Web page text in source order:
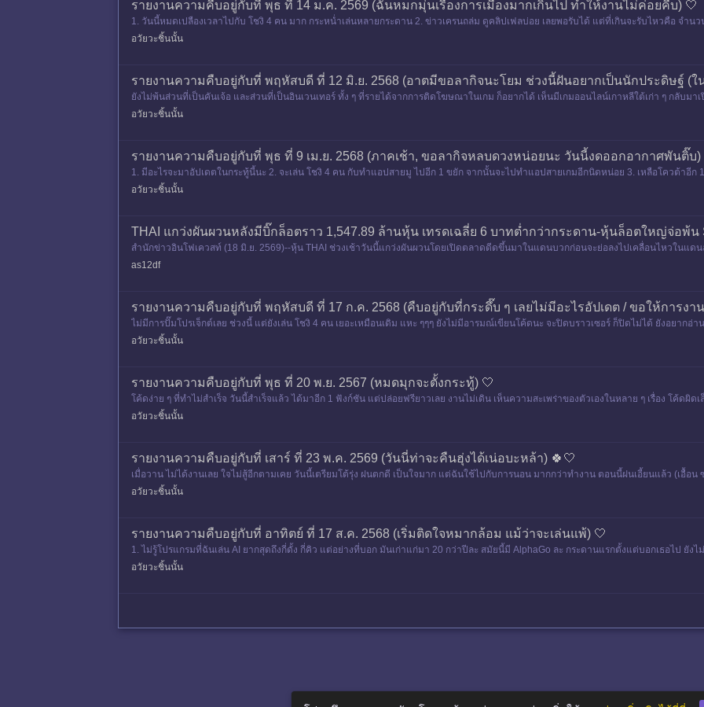
รายงานความคืบอยู่กับที่ พุธ ที่ 14 ม.ค. 2569 (ฉันหมกมุ่นเรื่องการเมืองมากเกินไป ทำให้งานไม่ค่อยคืบ) 🤍
1. วันนี้หมดเปลืองเวลาไปกับ โชงิ 4 คน มาก กระหน่ำเล่นหลายกระดาน 2. ข่าวเครนถล่ม ดูคลิปเฟลบ่อย เลยพอรับได้ แต่ที่เกินจะรับไหวคือ จำ
ำบุญประเทศ
อวัยวะชิ้นนั้น
รายงานความคืบอยู่กับที่ พฤหัสบดี ที่ 12 มิ.ย. 2568 (อาตมีขอลากิจนะโยม ช่วงนี้ฝันอยากเป็นนักประดิษฐ์ (ใ
ยังไม่พ้นส่วนที่เป็นคันเจ้อ และส่วนที่เป็นอินเวนเทอร์ ทั้ง ๆ ที่รายได้จากการติดโฆษณาในเกม ก็อยากได้ เห็นมีเกมออนไลน์เกาหลีใต้เก่า ๆ กลับม
คตั้งแต
อวัยวะชิ้นนั้น
รายงานความคืบอยู่กับที่ พุธ ที่ 9 เม.ย. 2568 (ภาคเช้า, ขอลากิจหลบดวงหน่อยนะ วันนี้งดออกอากาศพันติ๊บ)
1. มีอะไรจะมาอัปเดตในกระทู้นี้นะ 2. จะเล่น โชงิ 4 คน กับทำแอปสายมู ไปอีก 1 ขยัก จากนั้นจะไปทำแอปสายเกมอีกนิดหน่อย 3. เหลือโควต้าอีก
ำหรั
อวัยวะชิ้นนั้น
THAI แกว่งผันผวนหลังมีบิ๊กล็อตราว 1,547.89 ล้านหุ้น เทรดเฉลี่ย 6 บาทต่ำกว่ากระดาน-หุ้นล็อตใหญ่จ่อพ้น
สำนักข่าวอินโฟเควสท์ (18 มิ.ย. 2569)--หุ้น THAI ช่วงเช้าวันนี้แกว่งผันผวนโดยเปิดตลาดดีดขึ้นมาในแดนบวกก่อนจะย่อลงไปเคลื่อนไหวในแดน
as12df
รายงานความคืบอยู่กับที่ พฤหัสบดี ที่ 17 ก.ค. 2568 (คืบอยู่กับที่กระดึ๊บ ๆ เลยไม่มีอะไรอัปเดต / ขอให้การงา
ไม่มีการปั๊มโปรเจ็กต์เลย ช่วงนี้ แต่ยังเล่น โชงิ 4 คน เยอะเหมือนเดิม แหะ ๆๆๆ ยังไม่มีอารมณ์เขียนโค้ดนะ จะปิดบราวเซอร์ ก็ปิดไม่ได้ ยังอยากอ่
อวัยวะชิ้นนั้น
รายงานความคืบอยู่กับที่ พุธ ที่ 20 พ.ย. 2567 (หมดมุกจะตั้งกระทู้) 🤍
โค้ดง่าย ๆ ที่ทำไม่สำเร็จ วันนี้สำเร็จแล้ว ได้มาอีก 1 ฟังก์ชัน แต่ปล่อยฟรียาวเลย งานไม่เดิน เห็นความสะเพร่าของตัวเองในหลาย ๆ เรื่อง โค้ดผิ
ดเยอะ
อวัยวะชิ้นนั้น
รายงานความคืบอยู่กับที่ เสาร์ ที่ 23 พ.ค. 2569 (วันนี่ท่าจะคืนฮุ่งได้เน่อบะหล้า) 🍀🤍
เมื่อวาน ไม่ได้งานเลย ใจไม่สู้อีกตามเคย วันนี้เตรียมโต้รุ่ง ฝนตกดี เป็นใจมาก แต่ฉันใช้ไปกับการนอน มากกว่าทำงาน ตอนนี้ฝนเอี้ยนแล้ว (เอื้อน
มี
อวัยวะชิ้นนั้น
รายงานความคืบอยู่กับที่ อาทิตย์ ที่ 17 ส.ค. 2568 (เริ่มติดใจหมากล้อม แม้ว่าจะเล่นแพ้) 🤍
1. ไม่รู้โปรแกรมที่ฉันเล่น AI ยากสุดถึงกี่ดั้ง กี่คิว แต่อย่างที่บอก มันเก่าแก่มา 20 กว่าปีละ สมัยนี้มี AlphaGo ละ กระดานแรกตั้งแต่บอกเธอไป ยัง
ม
อวัยวะชิ้นนั้น